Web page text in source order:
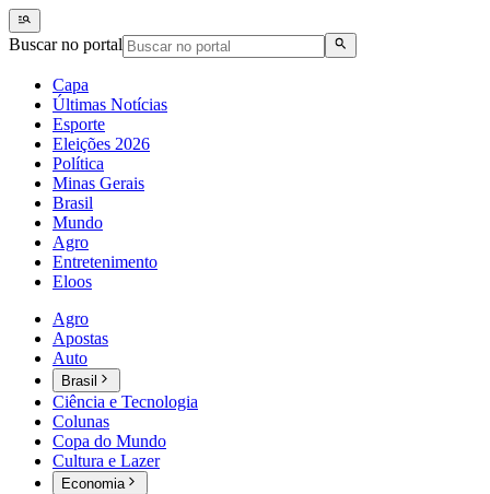
Buscar no portal
Capa
Últimas Notícias
Esporte
Eleições 2026
Política
Minas Gerais
Brasil
Mundo
Agro
Entretenimento
Eloos
Agro
Apostas
Auto
Brasil
Ciência e Tecnologia
Colunas
Copa do Mundo
Cultura e Lazer
Economia